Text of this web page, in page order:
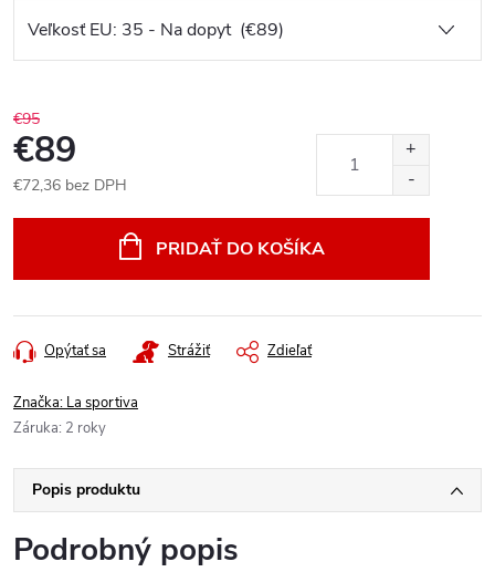
€95
€89
€72,36 bez DPH
PRIDAŤ DO KOŠÍKA
Opýtať sa Strážiť Zdieľať
Značka: La sportiva
Záruka: 2 roky
Popis produktu
Podrobný popis